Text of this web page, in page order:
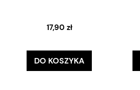
17,90 zł
DO KOSZYKA